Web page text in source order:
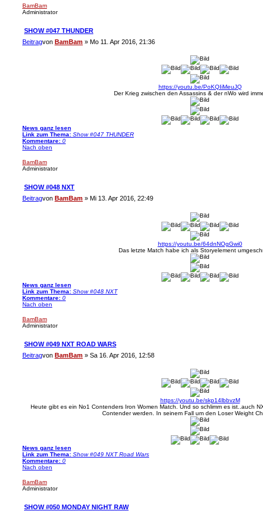
BamBam
Administrator
SHOW #047 THUNDER
Beitragvon BamBam » Mo 11. Apr 2016, 21:36
https://youtu.be/PoKQIiMeuJQ
Der Krieg zwischen den Assassins & der nWo wird
News ganz lesen
Link zum Thema: Show #047 THUNDER
Kommentare: 0
Nach oben
BamBam
Administrator
SHOW #048 NXT
Beitragvon BamBam » Mi 13. Apr 2016, 22:49
https://youtu.be/64dnNOgGwi0
Das letzte Match habe ich als Storyelement
News ganz lesen
Link zum Thema: Show #048 NXT
Kommentare: 0
Nach oben
BamBam
Administrator
SHOW #049 NXT ROAD WARS
Beitragvon BamBam » Sa 16. Apr 2016, 12:58
https://youtu.be/skp14lbbvzM
Heute gibt es ein No1 Contenders Iron Women Match. Und so schlimm es ist..auch
Contender werden. In seinem Fall um den Loser Weight
News ganz lesen
Link zum Thema: Show #049 NXT Road Wars
Kommentare: 0
Nach oben
BamBam
Administrator
SHOW #050 MONDAY NIGHT RAW